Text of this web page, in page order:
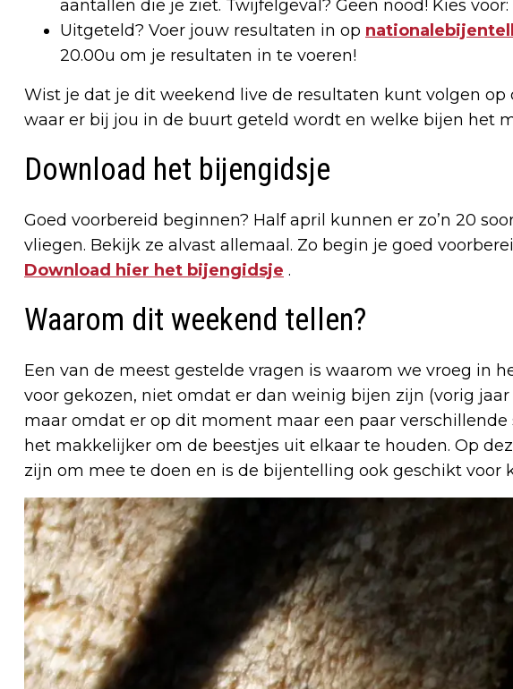
aantallen die je ziet. Twijfelgeval? Geen nood! Kies
Uitgeteld? Voer jouw resultaten in op
20.00u om je resultaten in te voeren!
Wist je dat je dit weekend live de resultaten kunt volgen op
waar er bij jou in de buurt geteld wordt en welke bijen het
Download het bijengidsje
Goed voorbereid beginnen? Half april kunnen er zo’n 20
vliegen. Bekijk ze alvast allemaal. Zo begin je goed
Download hier het bijengidsje .
Waarom dit weekend tellen?
Een van de meest gestelde vragen is waarom we vroeg in
voor gekozen, niet omdat er dan weinig bijen zijn (vorig
maar omdat er op dit moment maar een paar verschillende
het makkelijker om de beestjes uit elkaar te houden. Op
zijn om mee te doen en is de bijentelling ook geschikt voor